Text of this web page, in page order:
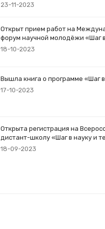
23-11-2023
Открыт прием работ на
форум научной молодёжи «Шаг
18-10-2023
Вышла книга о программе «Шаг
17-10-2023
Открыта регистрация на
дистант-школу «Шаг в науку и
18-09-2023